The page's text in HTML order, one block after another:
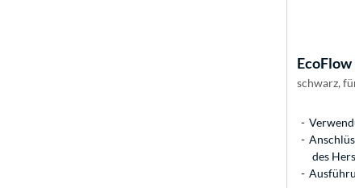
EcoFlow
schwarz,
des